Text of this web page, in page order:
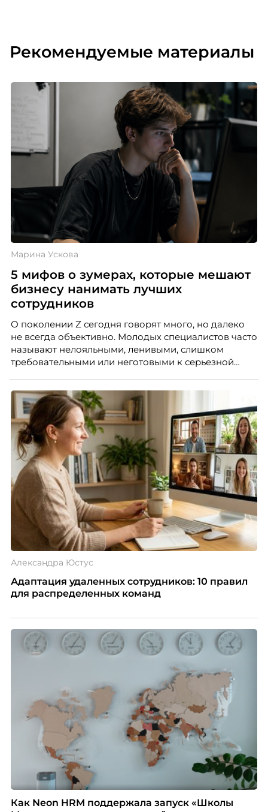
Рекомендуемые материалы
Марина Ускова
5 мифов о зумерах, которые мешают
бизнесу нанимать лучших
сотрудников
О поколении Z сегодня говорят много, но далеко
не всегда объективно. Молодых специалистов часто
называют нелояльными, ленивыми, слишком
требовательными или неготовыми к серьезной
кадровых ошибок. В этой статье Марина Ускова,
руководитель отдела подбора персонала
рекрутинговой компании, разбирает самые
распространенные мифы о зумерах и объясняет,
почему устаревшие представления мешают
бизнесу находить и удерживать сильных
сотрудников.
Александра Юстус
Адаптация удаленных сотрудников: 10 правил
для распределенных команд
Как Neon HRM поддержала запуск «Школы